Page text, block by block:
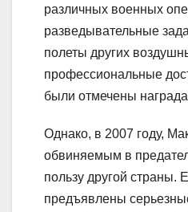
различных военных
разведывательные
полеты других
профессиональные
были отмечены
Однако, в 2007 году,
обвиняемым в
пользу другой страны.
предъявлены